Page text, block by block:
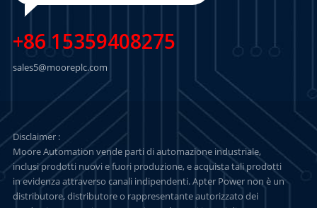
+86 15359408275
sales5@mooreplc.com
Disclaimer :
Moore Automation vende parti di automazione industriale,
inclusi prodotti nuovi e fuori produzione, e acquista tali prodotti
in evidenza attraverso canali indipendenti. Apter Power non è un
distributore, distributore o rappresentante autorizzato dei